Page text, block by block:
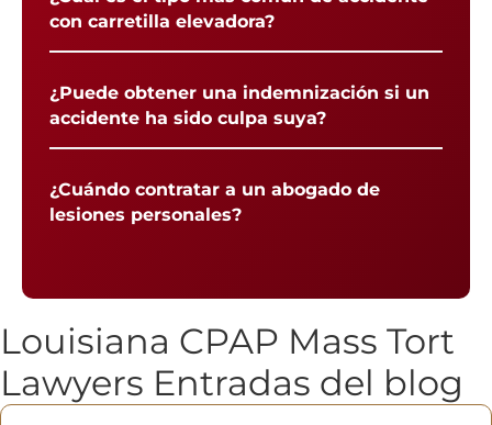
con carretilla elevadora?
¿Puede obtener una indemnización si un
accidente ha sido culpa suya?
¿Cuándo contratar a un abogado de
lesiones personales?
Louisiana CPAP Mass Tort
Lawyers Entradas del blog